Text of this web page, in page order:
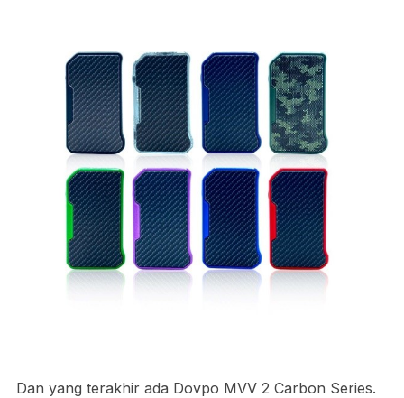
Dan yang terakhir ada Dovpo MVV 2 Carbon Series.